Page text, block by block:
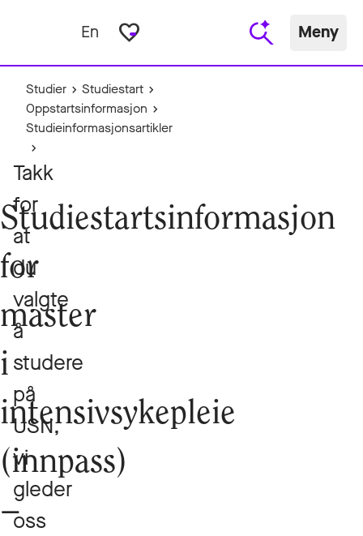
En favorite_border Meny
Studier
Studiestart
Oppstartsinformasjon
Studieinformasjonsartikler
Studiestartsinformasjon
for
master
i
intensivsykepleie
(innpass)
–
Takk
for
at
du
valgte
å
studere
på
USN,
vi
gleder
oss